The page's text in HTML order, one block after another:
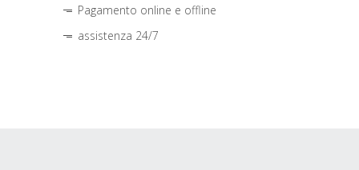
Pagamento online e offline
assistenza 24/7